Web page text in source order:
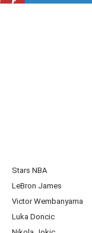
Stars NBA
LeBron James
Victor Wembanyama
Luka Doncic